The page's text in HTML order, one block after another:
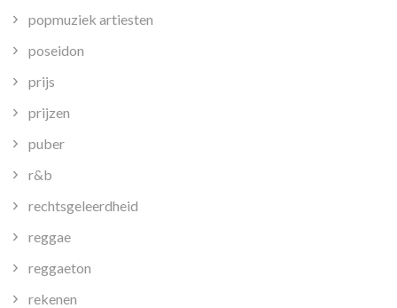
popmuziek artiesten
poseidon
prijs
prijzen
puber
r&b
rechtsgeleerdheid
reggae
reggaeton
rekenen